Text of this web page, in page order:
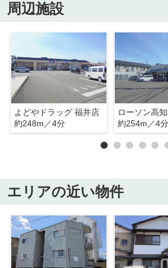
周辺施設
よどやドラッグ 福井店
約248m／4分
ローソン高
約254m／4分
エリアの近い物件